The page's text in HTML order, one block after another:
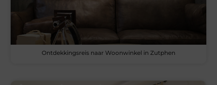
Ontdekkingsreis naar Woonwinkel in Zutphen